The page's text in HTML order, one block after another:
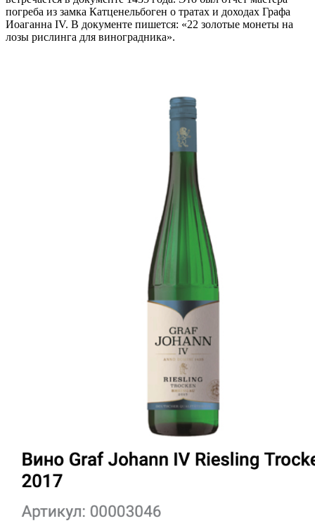
погреба из замка Катценельбоген о тратах и доходах Графа
Иоаганна IV. В документе пишется: «22 золотые монеты на
лозы рислинга для виноградника».